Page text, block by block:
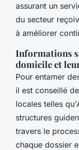
assurant un
du secteur
à améliorer
Informations
domicile et
Pour entamer
il est conseillé
locales telles
structures
travers le
chaque dossier